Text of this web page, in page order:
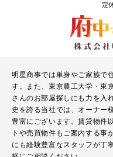
定
明星商事では単身やご家族で
す。また、東京農工大学・東
さんのお部屋探しにも力を入
史を誇る当社では、オーナー
豊富にございます。賃貸物件
トや売買物件もご案内する事
にも経験豊富なスタッフが丁